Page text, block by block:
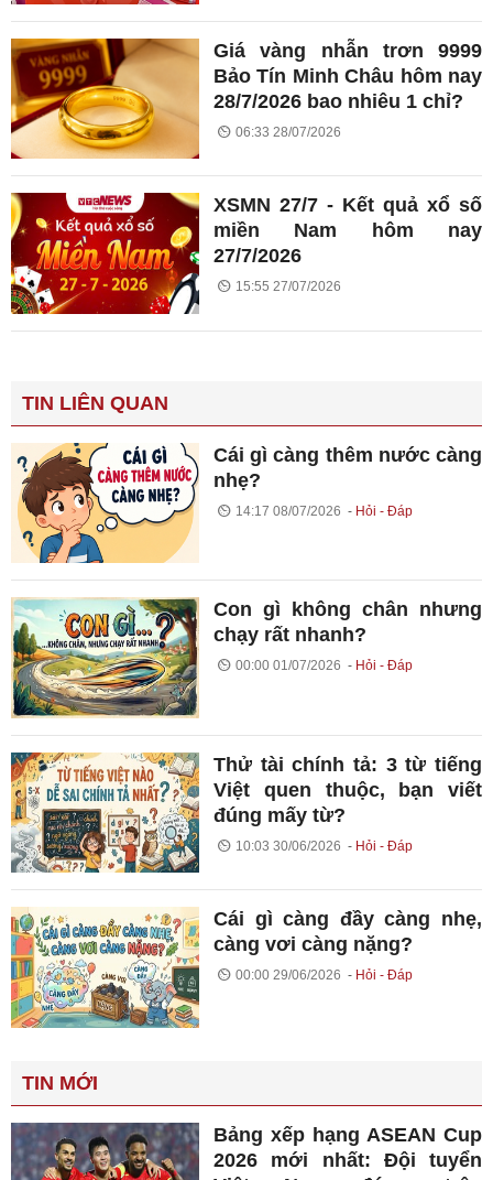
Giá vàng nhẫn trơn 9999
Bảo Tín Minh Châu hôm nay
28/7/2026 bao nhiêu 1 chỉ?
06:33 28/07/2026
XSMN 27/7 - Kết quả xổ số
miền Nam hôm nay
27/7/2026
15:55 27/07/2026
TIN LIÊN QUAN
Cái gì càng thêm nước càng
nhẹ?
14:17 08/07/2026 Hỏi - Đáp
Con gì không chân nhưng
chạy rất nhanh?
00:00 01/07/2026 Hỏi - Đáp
Thử tài chính tả: 3 từ tiếng
Việt quen thuộc, bạn viết
đúng mấy từ?
10:03 30/06/2026 Hỏi - Đáp
Cái gì càng đầy càng nhẹ,
càng vơi càng nặng?
00:00 29/06/2026 Hỏi - Đáp
TIN MỚI
Bảng xếp hạng ASEAN Cup
2026 mới nhất: Đội tuyển